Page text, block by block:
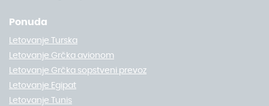
Ponuda
Letovanje Turska
Letovanje Grčka avionom
Letovanje Grčka sopstveni prevoz
Letovanje Egipat
Letovanje Tunis